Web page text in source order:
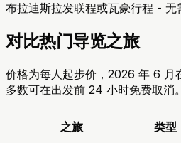
布拉迪斯拉发联程或瓦豪行程 - 无
对比热门导览之旅
价格为每人起步价，2026 年 6 月
多数可在出发前 24 小时免费取消。
之旅 类型